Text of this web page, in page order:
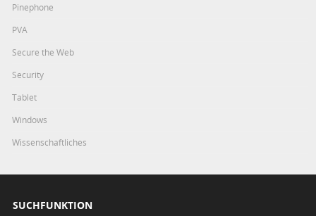
Pinephone
PVA
Secure the Web
Security
Tablet
Windows
Wissenschaftliches
SUCHFUNKTION